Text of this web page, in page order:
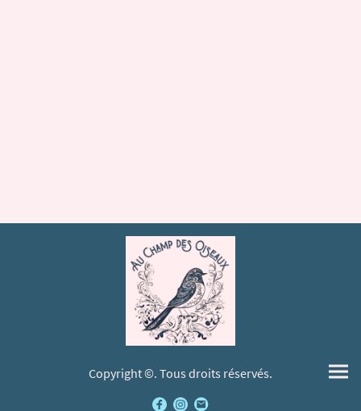
Copyright ©. Tous droits réservés.